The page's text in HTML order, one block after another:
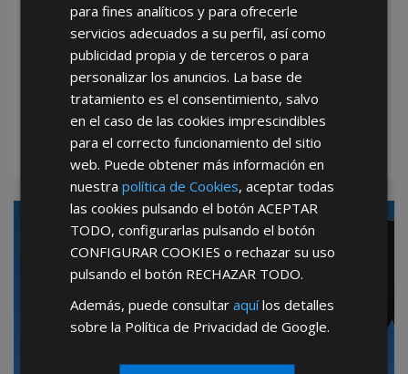
Hazte Distribuidor
Oficial de AFT
Ser distribuidor
tiene sus ventajas
SABER MÁS
Mayoristas de Ferretería:
Hacemos realidad su negocio
Hazte franquiciado
Maurer Point
para fines analíticos y para ofrecerle
servicios adecuados a su perfil, así como
publicidad propia y de terceros o para
personalizar los anuncios. La base de
tratamiento es el consentimiento, salvo
en el caso de las cookies imprescindibles
para el correcto funcionamiento del sitio
web. Puede obtener más información en
nuestrapolítica de Cookies, aceptar todas
las cookies pulsando el botónACEPTAR
TODO, configurarlas pulsando el botón
CONFIGURAR COOKIES o rechazar su uso
pulsando el botón RECHAZAR TODO.
Además, puede consultaraquílos detalles
sobre la Política de Privacidad de Google.